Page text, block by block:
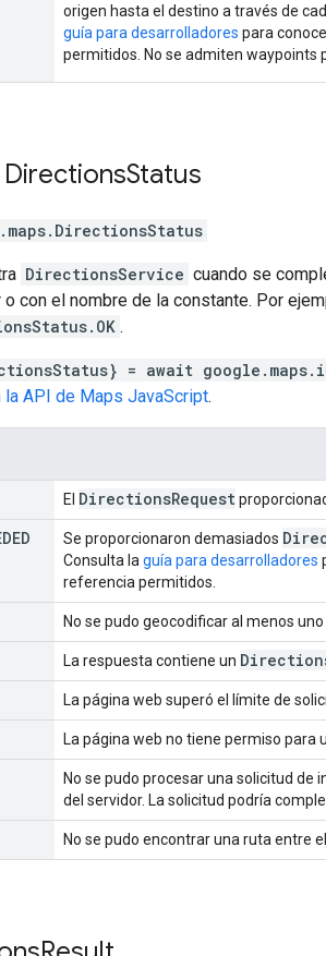
origen hasta el destino a través de
guía para desarrolladores para
permitidos. No se admiten waypoints
DirectionsStatus
. DirectionsStatus
DirectionsService cuando se
con el nombre de la constante. Por
.
= await
API de Maps JavaScript.
El DirectionsRequest
Se proporcionaron demasiados
Consulta la guía para desarrolladores
referencia permitidos.
No se pudo geocodificar al menos
La respuesta contiene un
La página web superó el límite de
La página web no tiene permiso para
No se pudo procesar una solicitud de
del servidor. La solicitud podría
No se pudo encontrar una ruta entre